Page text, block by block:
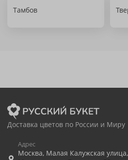
Тамбов
Доставка цветов по России и Миру
Адрес
Москва, Малая Калужская